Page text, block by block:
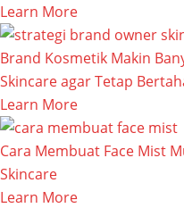
Learn More
Brand Kosmetik Makin
Skincare agar Tetap
Learn More
Cara Membuat Face Mist
Skincare
Learn More